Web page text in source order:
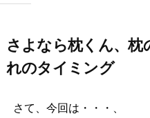
さよなら枕くん、枕
れのタイミング
さて、今回は・・・、